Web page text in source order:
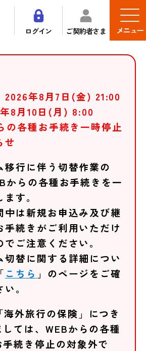
ログイン ご契約者さま メニュー
2026年8月7日(金) 21:00
8月10日(月) 8:00
の各種お手続き一時停止
せ
移行に伴う切替作業の
からの各種お手続きを一
す。
中は新規お申込み及び継
手続きがご利用いただけ
でご注意ください。
切替に関する詳細につい
こちら 」のページをご確
。
外旅行の保険」につき
しては、WEBからの各種
手続き停止の対象外で